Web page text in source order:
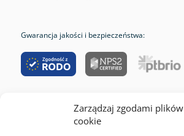
Zarządzaj zgodami plików
cookie
Gwarancja jakości i bezpieczeństwa: